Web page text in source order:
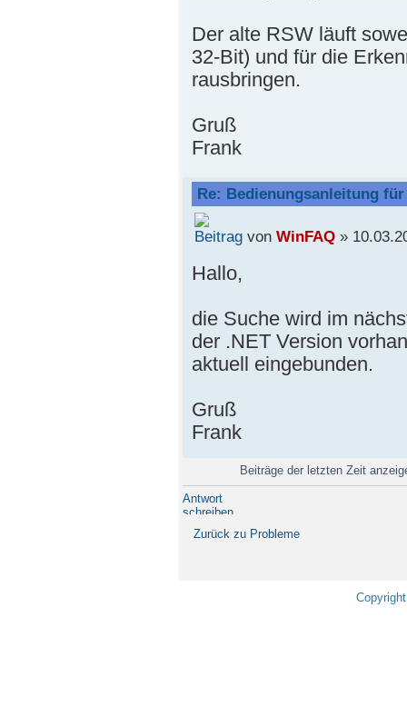
Der alte RSW läuft
32-Bit) und für die
rausbringen.
Gruß
Frank
Re: Bedienungsanleitung für
von WinFAQ»
Hallo,
die Suche wird im
der .NET Version
aktuell eingebunden.
Gruß
Frank
Beiträge der letzten Zeit
Antwort
schreiben
Zurück zu Probleme